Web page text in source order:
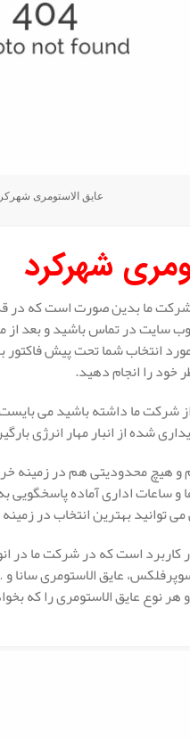
عایق الاستومری
شهرکرد
شرکت ما بدین صورت است که
سایت در تماس باشید و بعد از
انتخاب شما تحت پیش
خود را انجام دهید.
شرکت ما داشته باشید می
شده از انبار مهار انرژی
و هیچ محدودیتی هم در زمینه
و ساعات اداری آماده
بهترین انتخاب در
کاربرد است که در شرکت ما در
عایق الاستومری
نوع عایق الاستومری را که